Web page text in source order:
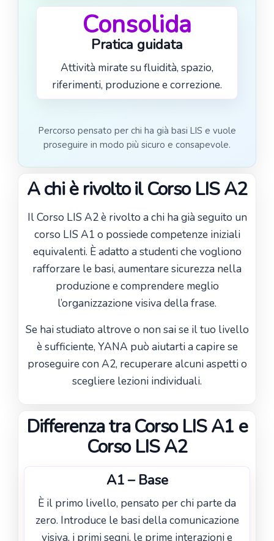
Consolida
Pratica guidata
Attività mirate su fluidità, spazio,
riferimenti, produzione e correzione.
Percorso pensato per chi ha già basi LIS e vuole
proseguire in modo più sicuro e consapevole.
A chi è rivolto il Corso LIS A2
Il Corso LIS A2 è rivolto a chi ha già seguito un
corso LIS A1 o possiede competenze iniziali
equivalenti. È adatto a studenti che vogliono
rafforzare le basi, aumentare sicurezza nella
produzione e comprendere meglio
l’organizzazione visiva della frase.
Se hai studiato altrove o non sai se il tuo livello
è sufficiente, YANA può aiutarti a capire se
proseguire con A2, recuperare alcuni aspetti o
scegliere lezioni individuali.
Differenza tra Corso LIS A1 e
Corso LIS A2
A1 – Base
È il primo livello, pensato per chi parte da
zero. Introduce le basi della comunicazione
visiva, i primi segni, le prime interazioni e